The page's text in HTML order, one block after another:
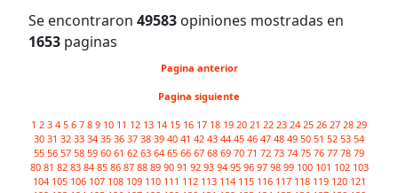
Se encontraron 49583 opiniones mostradas en
1653 paginas
Pagina anterior
Pagina siguiente
1 2 3 4 5 6 7 8 9 10 11 12 13 14 15 16 17 18 19 20 21 22 23 24 25 26 27 28 29
30 31 32 33 34 35 36 37 38 39 40 41 42 43 44 45 46 47 48 49 50 51 52 53 54
55 56 57 58 59 60 61 62 63 64 65 66 67 68 69 70 71 72 73 74 75 76 77 78 79
80 81 82 83 84 85 86 87 88 89 90 91 92 93 94 95 96 97 98 99 100 101 102 103
104 105 106 107 108 109 110 111 112 113 114 115 116 117 118 119 120 121